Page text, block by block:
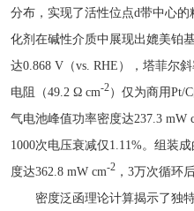
分布，实现了活性位点d带中心
化剂在碱性介质中展现出媲美铂
达0.868 V（vs. RHE），塔菲尔
电阻（49.2 Ω cm-2）仅为商用Pt/
气电池峰值功率密度达237.3 mW
1000次电压衰减仅1.11%。组装
度达362.8 mW cm-2 ，3万次循环
密度泛函理论计算揭示了独特